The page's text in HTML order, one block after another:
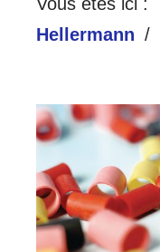
Hellermann